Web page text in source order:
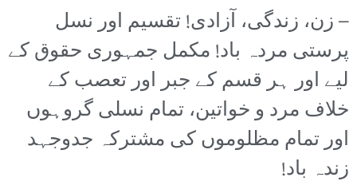
– زن، زندگی، آزادی! تقسیم اور نسل
پرستی مردہ باد! مکمل جمہوری حقوق کے
لیے اور ہر قسم کے جبر اور تعصب کے
خلاف مرد و خواتین، تمام نسلی گروہوں
اور تمام مظلوموں کی مشترکہ جدوجہد
زندہ باد!